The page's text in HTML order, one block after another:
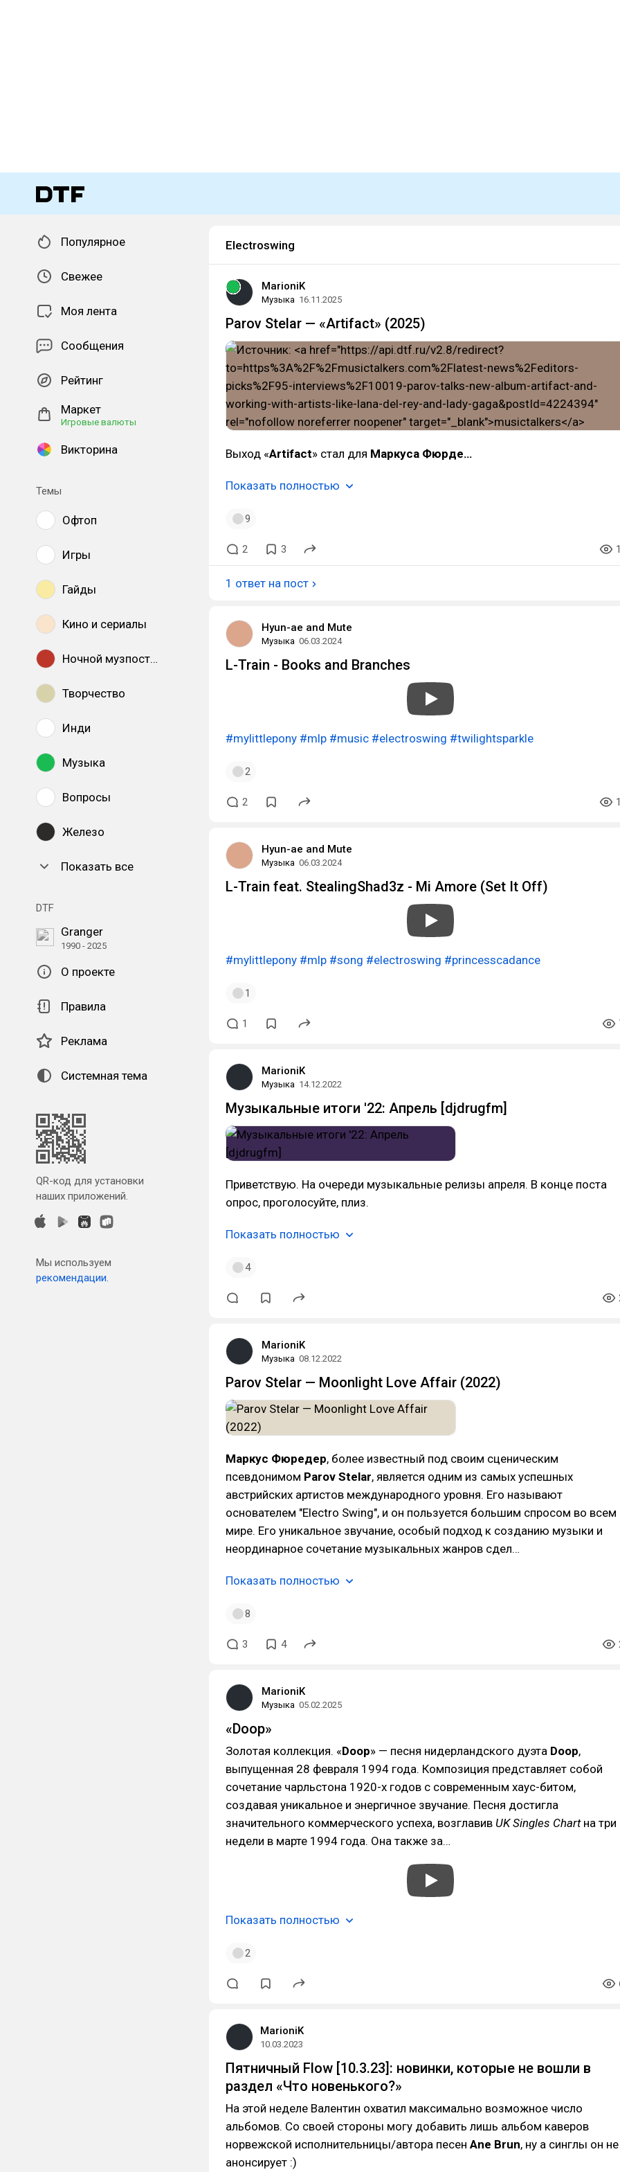
Популярное
Свежее
Моя лента
Сообщения
Рейтинг
Маркет
Игровые валюты
Викторина
Темы
Офтоп
Игры
Гайды
Кино и сериалы
Ночной музпостинг
Творчество
Инди
Музыка
Вопросы
Железо
Показать все
DTF
Granger
1990 - 2025
О проекте
Правила
Реклама
Системная тема
QR-код для установки
наших приложений.
Мы используем
рекомендации.
Electroswing
MarioniK
Музыка 16.11.2025
Parov Stelar — «Artifact» (2025)
Выход «Artifact» стал для Маркуса Фюрде…
Показать полностью
9
2 3
1 ответ на пост
Hyun-ae and Mute
Музыка 06.03.2024
L-Train - Books and Branches
#mylittlepony #mlp #music #electroswing #twilightsparkle
2
2
Hyun-ae and Mute
Музыка 06.03.2024
L-Train feat. StealingShad3z - Mi Amore (Set It Off)
#mylittlepony #mlp #song #electroswing #princesscadance
1
1
MarioniK
Музыка 14.12.2022
Музыкальные итоги '22: Апрель [djdrugfm]
Приветствую. На очереди музыкальные релизы апреля. В конце поста
опрос, проголосуйте, плиз.
Показать полностью
4
MarioniK
Музыка 08.12.2022
Parov Stelar — Moonlight Love Affair (2022)
Маркус Фюредер, более известный под своим сценическим
псевдонимом Parov Stelar, является одним из самых успешных
австрийских артистов международного уровня. Его называют
основателем "Electro Swing", и он пользуется большим спросом во всем
мире. Его уникальное звучание, особый подход к созданию музыки и
неординарное сочетание музыкальных жанров сдел…
Показать полностью
8
3 4
MarioniK
Музыка 05.02.2025
«Doop»
Золотая коллекция. «Doop» — песня нидерландского дуэта Doop,
выпущенная 28 февраля 1994 года. Композиция представляет собой
сочетание чарльстона 1920-х годов с современным хаус-битом,
создавая уникальное и энергичное звучание. Песня достигла
значительного коммерческого успеха, возглавив UK Singles Chartна три
недели в марте 1994 года. Она также за…
Показать полностью
2
MarioniK
10.03.2023
Пятничный Flow [10.3.23]: новинки, которые не вошли в
раздел «Что новенького?»
На этой неделе Валентин охватил максимально возможное число
альбомов. Со своей стороны могу добавить лишь альбом каверов
норвежской исполнительницы/автора песен Ane Brun, ну а синглы он не
анонсирует :)